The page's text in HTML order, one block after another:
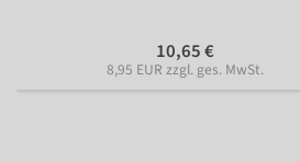
10,65 €
8,95 EUR zzgl. ges. MwSt.